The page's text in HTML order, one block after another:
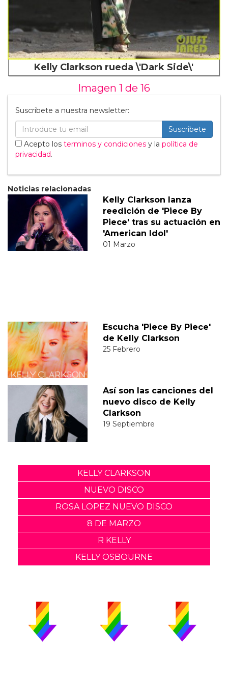
Kelly Clarkson rueda \'Dark Side\'
Imagen 1 de 16
Suscribete a nuestra newsletter:
Suscribete
Acepto los terminos y condiciones y la política de
privacidad.
Noticias relacionadas
Kelly Clarkson lanza
reedición de 'Piece By
Piece' tras su actuación en
'American Idol'
01 Marzo
Escucha 'Piece By Piece'
de Kelly Clarkson
25 Febrero
Así son las canciones del
nuevo disco de Kelly
Clarkson
19 Septiembre
KELLY CLARKSON
NUEVO DISCO
ROSA LOPEZ NUEVO DISCO
8 DE MARZO
R KELLY
KELLY OSBOURNE